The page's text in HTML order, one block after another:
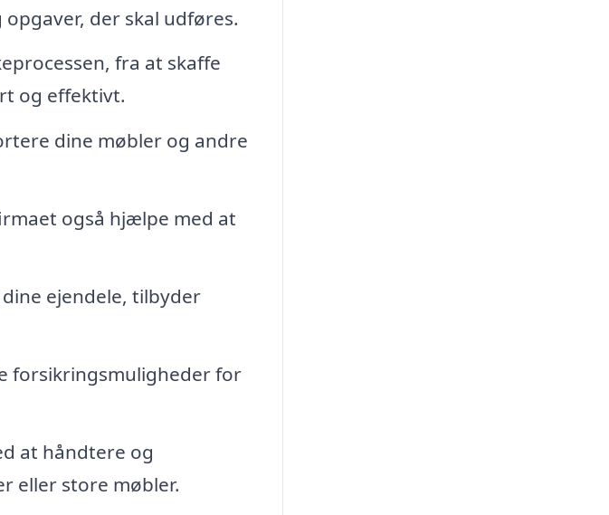
der skal udføres.
fra at skaffe
og effektivt.
dine møbler og andre
også hjælpe med at
ejendele, tilbyder
forsikringsmuligheder for
at håndtere og
eller store møbler.